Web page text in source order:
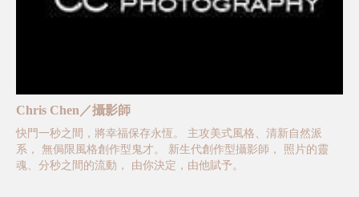
Chris Chen／攝影師
快門一秒之間，將幸福保存永恆。 主攻美式風格、清新自然派
系， 無侷限風格創作型鬼才。 新生代創作型攝影師， 照片的靈
魂、分秒之間的流動， 由你決定，由他賦予。